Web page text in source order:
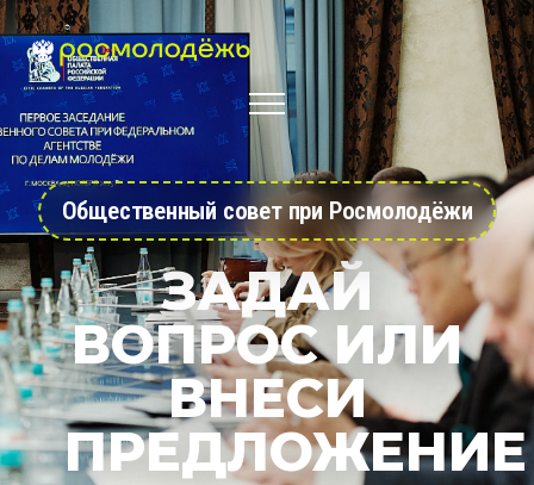
Общественный совет при Росмолодёжи
ЗАДАЙ
ВОПРОС ИЛИ
ВНЕСИ
ПРЕДЛОЖЕНИЕ